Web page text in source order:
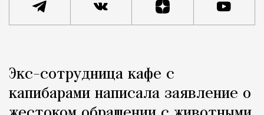
Город
Экс-сотрудница кафе с
капибарами написала заявление о